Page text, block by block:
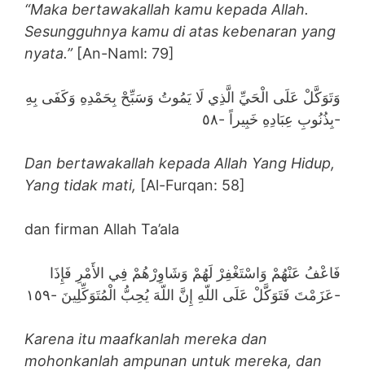
“Maka bertawakallah kamu kepada Allah.
Sesungguhnya kamu di atas kebenaran yang
nyata.”[An-Naml: 79]
وَتَوَكَّلْ عَلَى الْحَيِّ الَّذِي لَا يَمُوتُ وَسَبِّحْ بِحَمْدِهِ وَكَفَى بِهِ
بِذُنُوبِ عِبَادِهِ خَبِيراً -٥٨-
Dan bertawakallah kepada Allah Yang Hidup,
Yang tidak mati, [Al-Furqan: 58]
dan firman Allah Ta’ala
فَاعْفُ عَنْهُمْ وَاسْتَغْفِرْ لَهُمْ وَشَاوِرْهُمْ فِي الأَمْرِ فَإِذَا
عَزَمْتَ فَتَوَكَّلْ عَلَى اللّهِ إِنَّ اللّهَ يُحِبُّ الْمُتَوَكِّلِينَ -١٥٩-
Karena itu maafkanlah mereka dan
mohonkanlah ampunan untuk mereka, dan